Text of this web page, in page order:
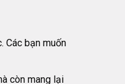
Các bạn muốn
còn mang lại